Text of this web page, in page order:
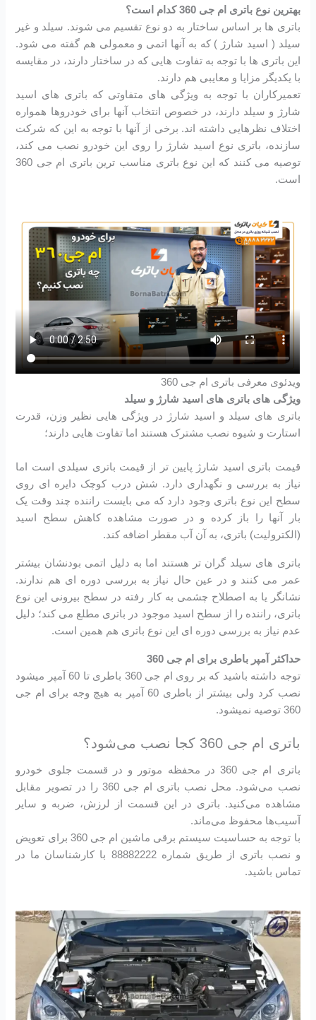
بهترین نوع باتری ام جی 360 کدام است؟
باتری ها بر اساس ساختار به دو نوع تقسیم می شوند. سیلد و غیر
سیلد ( اسید شارژ ) که به آنها اتمی و معمولی هم گفته می شود.
این باتری ها با توجه به تفاوت هایی که در ساختار دارند، در مقایسه
با یکدیگر مزایا و معایبی هم دارند.
تعمیرکاران با توجه به ویژگی های متفاوتی که باتری های اسید
شارژ و سیلد دارند، در خصوص انتخاب آنها برای خودروها همواره
اختلاف نظرهایی داشته اند. برخی از آنها با توجه به این که شرکت
سازنده، باتری نوع اسید شارژ را روی این خودرو نصب می کند،
توصیه می کنند که این نوع باتری مناسب ترین باتری ام جی 360
است.
ویدئوی معرفی باتری ام جی 360
ویژگی های باتری های اسید شارژ و سیلد
باتری های سیلد و اسید شارژ در ویژگی هایی نظیر وزن، قدرت
استارت و شیوه نصب مشترک هستند اما تفاوت هایی دارند؛
قیمت باتری اسید شارژ پایین تر از قیمت باتری سیلدی است اما
نیاز به بررسی و نگهداری دارد. شش درب کوچک دایره ای روی
سطح این نوع باتری وجود دارد که می بایست راننده چند وقت یک
بار آنها را باز کرده و در صورت مشاهده کاهش سطح اسید
(الکترولیت) باتری، به آن آب مقطر اضافه کند.
باتری های سیلد گران تر هستند اما به دلیل اتمی بودنشان بیشتر
عمر می کنند و در عین حال نیاز به بررسی دوره ای هم ندارند.
نشانگر یا به اصطلاح چشمی به کار رفته در سطح بیرونی این نوع
باتری، راننده را از سطح اسید موجود در باتری مطلع می کند؛ دلیل
عدم نیاز به بررسی دوره ای این نوع باتری هم همین است.
حداکثر آمپر باطری برای ام جی 360
توجه داشته باشید که بر روی ام جی 360 باطری تا 60 آمپر میشود
نصب کرد ولی بیشتر از باطری 60 آمپر به هیچ وجه برای ام جی
360 توصیه نمیشود.
باتری ام جی 360 کجا نصب می‌شود؟
باتری ام جی 360 در محفظه موتور و در قسمت جلوی خودرو
نصب می‌شود. محل نصب باتری ام جی 360 را در تصویر مقابل
مشاهده می‌کنید. باتری در این قسمت از لرزش، ضربه و سایر
آسیب‌ها محفوظ می‌ماند.
با توجه به حساسیت سیستم برقی ماشین ام جی 360 برای تعویض
و نصب باتری از طریق شماره 88882222 با کارشناسان ما در
تماس باشید.